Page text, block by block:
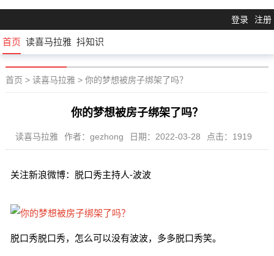
登录 注册
首页 读喜马拉雅 抖知识
首页 > 读喜马拉雅> 你的梦想被房子绑架了吗？
你的梦想被房子绑架了吗？
读喜马拉雅 作者：gezhong 日期：2022-03-28 点击：1919
关注新浪微博：脱口秀主持人-波波
脱口秀脱口秀，怎么可以没有波波，多多脱口秀笑。